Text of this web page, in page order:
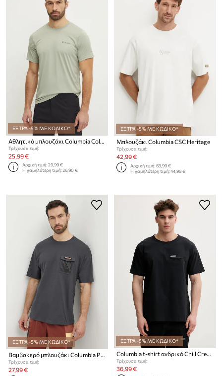
ΕΞΤΡΑ -5% ΜΕ ΚΩΔΙΚΟ*
Τρέχουσα τιμή:
25,99 €
Αρχική τιμή:29,99 €
Η χαμηλότερη τιμή:26,90 €
ΕΞΤΡΑ -5% ΜΕ ΚΩΔΙΚΟ*
Μπλουζάκι Columbia CSC Heritage
Τρέχουσα τιμή:
42,99 €
Αρχική τιμή:63,99 €
Η χαμηλότερη τιμή:44,99 €
ΕΞΤΡΑ -5% ΜΕ ΚΩΔΙΚΟ*
Βαμβακερό μπλουζάκι Columbia Painted Peak
Τρέχουσα τιμή:
27,99 €
ΕΞΤΡΑ -5% ΜΕ ΚΩΔΙΚΟ*
Columbia t-shirt ανδρικό Chill Creek
Τρέχουσα τιμή:
36,99 €